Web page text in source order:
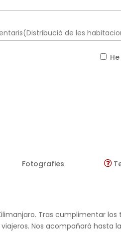
Fotografies
Tras cumplimentar
Nos acompañará hasta